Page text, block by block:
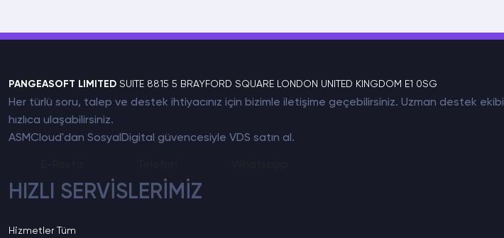
PANGEASOFT LIMITED SUITE 8815 5 BRAYFORD SQUARE LONDON UNITED KINGDOM E1 0SG
Her türlü soru, talep ve destek ihtiyacınız için bizimle iletişime geçebilirsiniz. Uzman destek
hızlıca ulaşabilirsiniz.
ASMCloud'dan SosyalDigital güvencesiyle VDS satın al.
HIZLI SERVİSLERİMİZ
Hizmetler Tüm